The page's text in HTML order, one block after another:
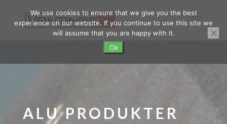
ALU PRODUKTER
We use cookies to ensure that we give you the best
experience on our website. If you continue to use this site we
will assume that you are happy with it.
Ok